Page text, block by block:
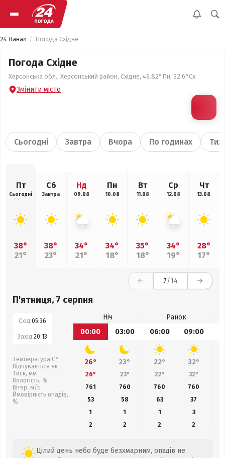
24 Канал Погода Східне
Погода Східне
Херсонська обл., Херсонський район, Східне, 46.82°Пн, 32.6°Сх
Змінити місто
Сьогодні Завтра Вчора По годинах
Пт
Сьогодні
38°
21°
Сб
Завтра
38°
23°
Нд
09.08
34°
21°
Пн
10.08
34°
18°
Вт
11.08
35°
18°
Ср
12.08
34°
19°
Чт
13.08
28°
17°
7/14
П'ятниця, 7 серпня
Схід:05:36
Захід:20:13
Температура С°
Відчувається як
Тиск, мм
Вологість, %
Вітер, м/с
Ймовірність опадів,
%
Ніч
Ранок
00:00
03:00 06:00 09:00
26° 23° 22° 32°
26° 23° 22° 32°
761
760 760 760
53
58 63 37
1
1 1
3
2
2 2 2
Цілий день небо буде безхмарним, опадів не